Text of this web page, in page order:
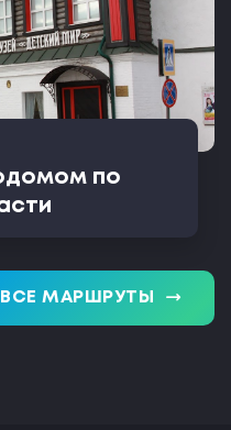
по
ВСЕ МАРШРУТЫ trending_flat